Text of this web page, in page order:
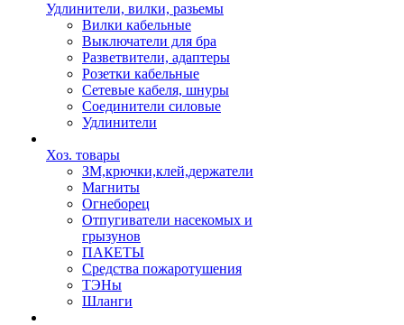
Удлинители, вилки, разьемы
Вилки кабельные
Выключатели для бра
Разветвители, адаптеры
Розетки кабельные
Сетевые кабеля, шнуры
Соединители силовые
Удлинители
Хоз. товары
ЗМ,крючки,клей,держатели
Магниты
Огнеборец
Отпугиватели насекомых и
грызунов
ПАКЕТЫ
Средства пожаротушения
ТЭНы
Шланги